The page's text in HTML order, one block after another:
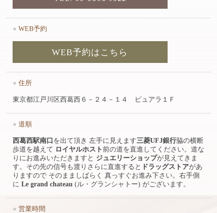
● WEB予約
WEB予約はこちら
● 住所
東京都江戸川区西葛西６－２４－１４ ピュアラ１Ｆ
● 道順
西葛西駅南口 を出て頂き 左手に見えます三菱UFJ銀行脇の横断
歩道を越えて ロイヤルホスト 前の道を直進してください。道な
りにお進みいただきますと ジュエリーショップが見えてきま
す。その先の信号も渡りさらに直進すると ドラッグストアがあ
りますので そのまましばらく 真っすぐお進み下さい。右手側
に Le grand chateau (ル・グランシャトー) がございます。
● 営業時間